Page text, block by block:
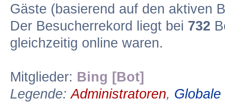
Gäste (basierend auf den aktiven
Der Besucherrekord liegt bei 732
gleichzeitig online waren.
Mitglieder: Bing [Bot]
Legende:Administratoren,